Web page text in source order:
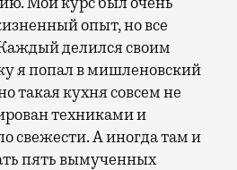
опыт, но все
делился своим
я попал в мишленовский
такая кухня совсем не
техниками и
свежести. А иногда там и
пять вымученных